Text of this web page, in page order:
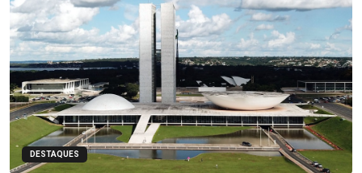
DESTAQUES